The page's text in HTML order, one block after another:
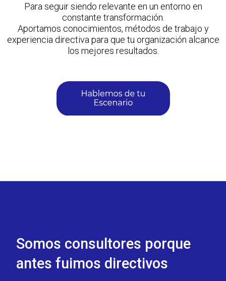
Para seguir siendo relevante en un entorno en
constante transformación.
Aportamos conocimientos, métodos de trabajo y
experiencia directiva para que tu organización alcance
los mejores resultados.
Somos consultores porque
antes fuimos directivos